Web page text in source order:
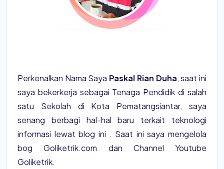
Perkenalkan Nama Saya Paskal Rian Duha, saat ini
saya bekerkerja sebagai Tenaga Pendidik di salah
satu Sekolah di Kota Pematangsiantar, saya
senang berbagi hal-hal baru terkait teknologi
informasi lewat blog ini . Saat ini saya mengelola
bog Goliketrik.com dan Channel Youtube
Goliketrik.